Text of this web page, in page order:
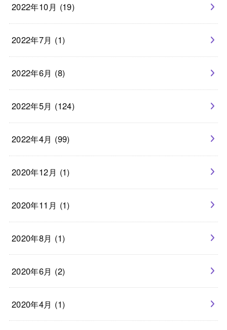
2022年10月 (19)
2022年7月 (1)
2022年6月 (8)
2022年5月 (124)
2022年4月 (99)
2020年12月 (1)
2020年11月 (1)
2020年8月 (1)
2020年6月 (2)
2020年4月 (1)